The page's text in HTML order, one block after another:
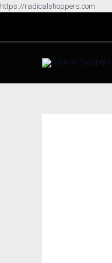
https://radicalshoppers.com